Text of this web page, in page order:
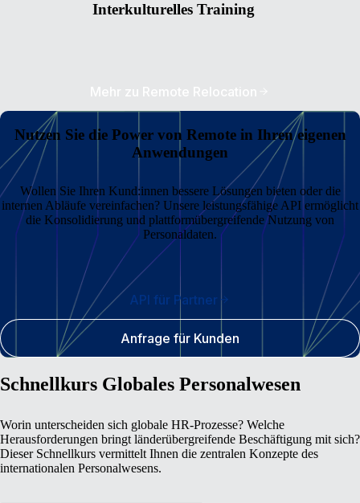
Interkulturelles Training
Mehr zu Remote Relocation
Nutzen Sie die Power von Remote in Ihren eigenen
Anwendungen
Wollen Sie Ihren Kund:innen bessere Lösungen bieten oder die
internen Abläufe vereinfachen? Unsere leistungsfähige API ermöglicht
die Konsolidierung und plattformübergreifende Nutzung von
Personaldaten.
API für Partner
Anfrage für Kunden
Schnellkurs Globales Personalwesen
Worin unterscheiden sich globale HR‑Prozesse? Welche
Herausforderungen bringt länderübergreifende Beschäftigung mit sich?
Dieser Schnellkurs vermittelt Ihnen die zentralen Konzepte des
internationalen Personalwesens.